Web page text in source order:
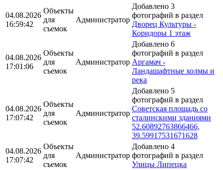
04.08.2026
16:59:42
Объекты
для
съемок
Администратор
Добавлено 3
фотографий в раздел
Дворец Культуры -
Коридоры 1 этаж
04.08.2026
17:01:06
Объекты
для
съемок
Администратор
Добавлено 6
фотографий в раздел
Аргамач -
Ландашафтные холмы и
река
04.08.2026
17:07:42
Объекты
для
съемок
Администратор
Добавлено 5
фотографий в раздел
Советская площадь со
сталинскими зданиями
52.60892763866466,
39.59917531671628
04.08.2026
17:07:42
Объекты
для
съемок
Администратор
Добавлено 4
фотографий в раздел
Улицы Липецка